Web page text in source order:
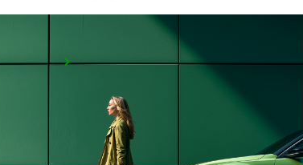
ROME CIAMPINO AIRPORT